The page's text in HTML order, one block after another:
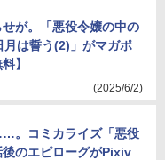
が。「悪役令嬢の中の
月は誓う(2)」がマガポ
】
(2025/6/2)
。コミカライズ「悪役
のエピローグがPixiv